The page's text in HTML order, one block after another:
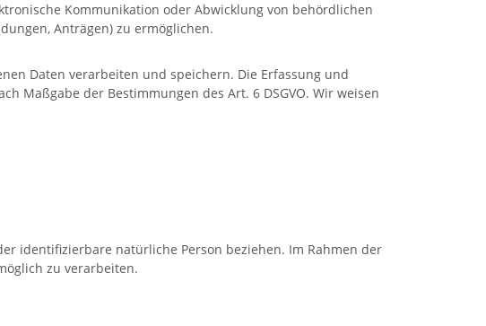
Kommunikation oder Abwicklung von behördlichen
Anträgen) zu ermöglichen.
Daten verarbeiten und speichern. Die Erfassung und
Maßgabe der Bestimmungen des Art. 6 DSGVO. Wir weisen
identifizierbare natürliche Person beziehen. Im Rahmen der
zu verarbeiten.